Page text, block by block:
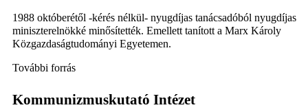
1988 októberétől -kérés nélkül- nyugdíjas tanácsadóból nyugdíjas
miniszterelnökké minősítették. Emellett tanított a Marx Károly
Közgazdaságtudományi Egyetemen.
További forrás
Kommunizmuskutató Intézet